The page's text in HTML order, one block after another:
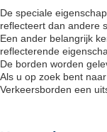
De speciale
reflecteert dan andere
Een ander belangrijk
reflecterende
De borden worden
Als u op zoek bent
Verkeersborden een